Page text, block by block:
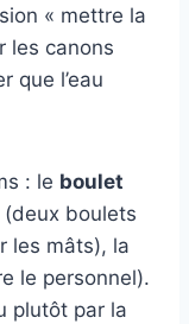
« mettre la
les canons
que l’eau
: le boulet
(deux boulets
les mâts), la
le personnel).
plutôt par la